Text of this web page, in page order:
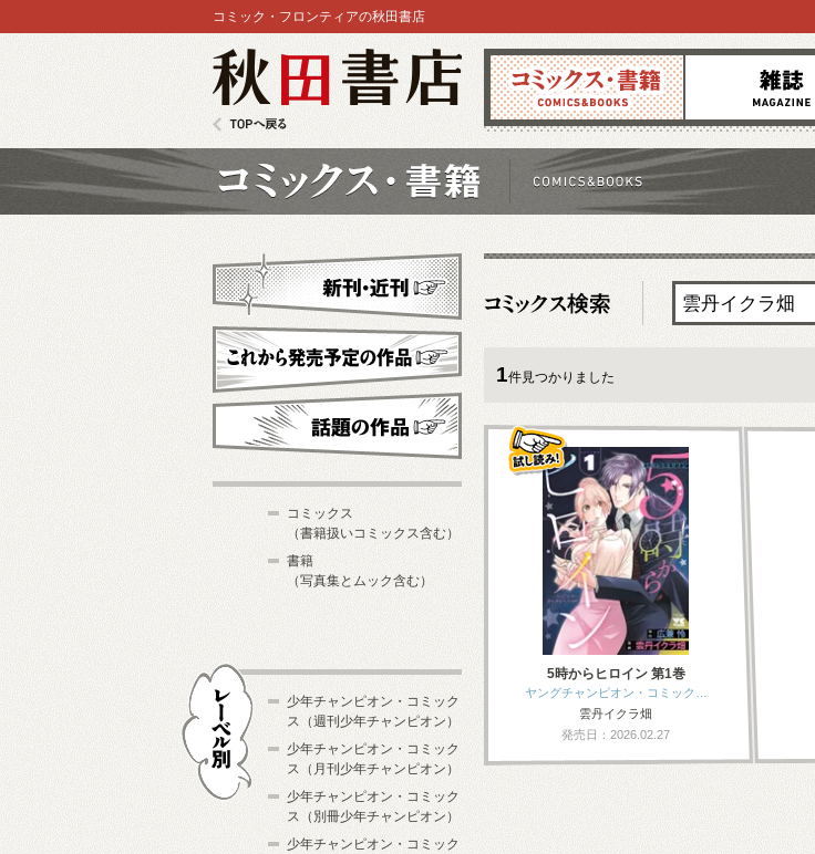
コミックス 雑誌
コミック・フロンティアの秋田書店
1件見つかりました
5時からヒロイン 第1巻
ヤングチャンピオン・コミック…
雲丹イクラ畑
発売日：2026.02.27
新刊・近刊
これから発売予定
コミックス
（書籍扱いコミックス含む）
書籍
（写真集とムック含む）
少年チャンピオン・コミック
ス（週刊少年チャンピオン）
少年チャンピオン・コミック
ス（月刊少年チャンピオン）
少年チャンピオン・コミック
ス（別冊少年チャンピオン）
少年チャンピオン・コミック